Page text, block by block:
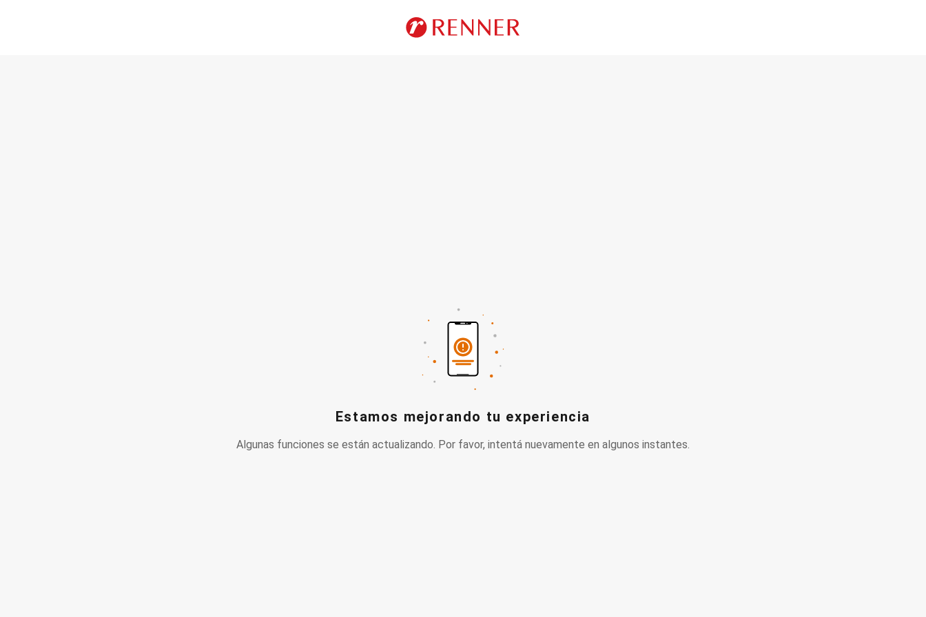
Estamos mejorando tu experiencia
Algunas funciones se están actualizando. Por favor, intentá nuevamente en algunos instantes.